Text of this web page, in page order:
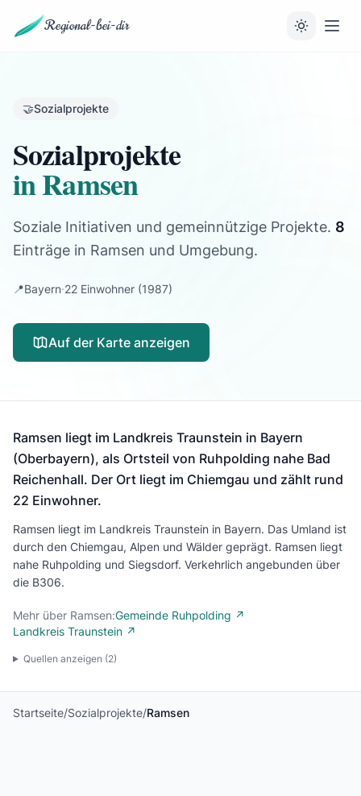
Regional-bei-dir
🤝Sozialprojekte
Sozialprojekte
in Ramsen
Soziale Initiativen und gemeinnützige Projekte. 8
Einträge in Ramsen und Umgebung.
📍Bayern·22 Einwohner (1987)
Auf der Karte anzeigen
Ramsen liegt im Landkreis Traunstein in Bayern
(Oberbayern), als Ortsteil von Ruhpolding nahe Bad
Reichenhall. Der Ort liegt im Chiemgau und zählt rund
22 Einwohner.
Ramsen liegt im Landkreis Traunstein in Bayern. Das Umland ist
durch den Chiemgau, Alpen und Wälder geprägt. Ramsen liegt
nahe Ruhpolding und Siegsdorf. Verkehrlich angebunden über
die B306.
Mehr über Ramsen:Gemeinde Ruhpolding ↗
Landkreis Traunstein ↗
Quellen anzeigen (2)
Startseite/Sozialprojekte/Ramsen